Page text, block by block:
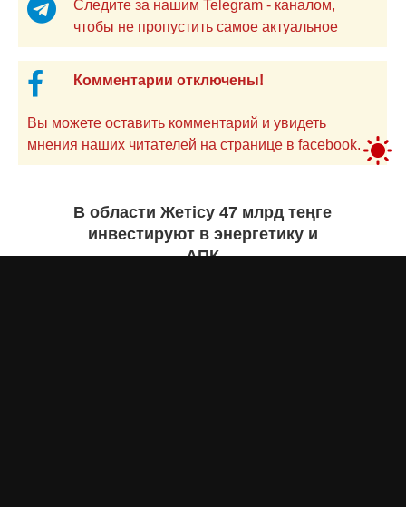
Следите за нашим Telegram - каналом,
чтобы не пропустить самое актуальное
Комментарии отключены!
Вы можете оставить комментарий и увидеть
мнения наших читателей на странице в facebook.
В области Жетісу 47 млрд теңге
инвестируют в энергетику и
АПК